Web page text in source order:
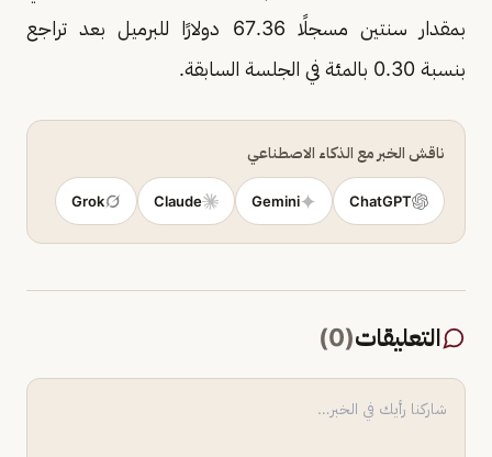
بمقدار سنتين مسجلًا 67.36 دولارًا للبرميل بعد تراجع
بنسبة 0.30 بالمئة في الجلسة السابقة.
ناقش الخبر مع الذكاء الاصطناعي
ChatGPT
Gemini
Claude
Grok
التعليقات(
0
)